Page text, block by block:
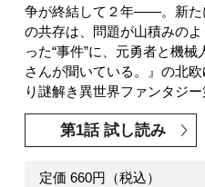
争が終結して２年――。新た
の共存は、問題が山積みの
った“事件”に、元勇者と機
さんが聞いている。』の北
り謎解き異世界ファンタジー
第1話 試し読み
定価 660円（税込）